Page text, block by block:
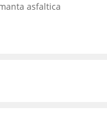
asfaltica